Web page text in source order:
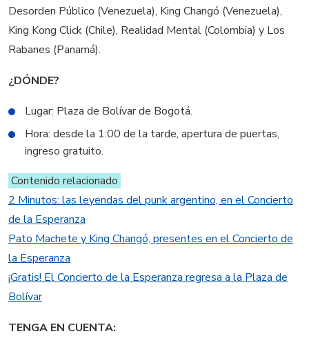
Desorden Público (Venezuela), King Changó (Venezuela),
King Kong Click (Chile), Realidad Mental (Colombia) y Los
Rabanes (Panamá).
¿DÓNDE?
Lugar: Plaza de Bolívar de Bogotá.
Hora: desde la 1:00 de la tarde, apertura de puertas,
ingreso gratuito.
Contenido relacionado
2 Minutos: las leyendas del punk argentino, en el Concierto
de la Esperanza
Pato Machete y King Changó, presentes en el Concierto de
la Esperanza
¡Gratis! El Concierto de la Esperanza regresa a la Plaza de
Bolívar
TENGA EN CUENTA: